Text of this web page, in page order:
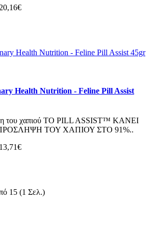
Health Nutrition - Feline Pill Assist
του χαπιού ΤΟ PILL ASSIST™ ΚΑΝΕΙ
ΤΟΥ ΧΑΠΙΟΥ ΣΤΟ 91%..
15 (1 Σελ.)